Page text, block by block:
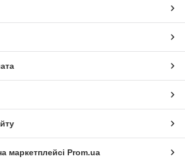
маркетплейсі Prom.ua